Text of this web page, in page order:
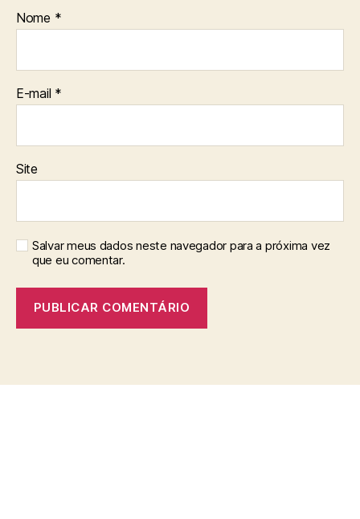
Nome *
E-mail *
Site
Salvar meus dados neste navegador para a próxima vez
que eu comentar.